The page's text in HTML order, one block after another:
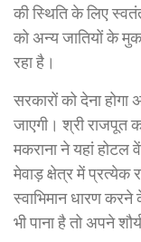
की स्थिति के लिए
को अन्य जातियों के
रहा है।
सरकारों को देना होगा
जाएगी। श्री राजपूत
मकराना ने यहां होटल
मेवाड़ क्षेत्र में
स्वाभिमान धारण करने
भी पाना है तो अपने